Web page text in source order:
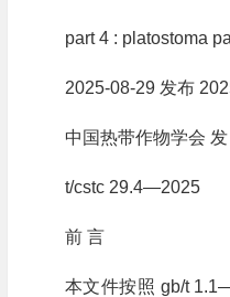
part 4 : platostoma
2025-08-29 发布
中国热带作物学会
t/cstc 29.4—2025
前 言
本文件按照 gb/t